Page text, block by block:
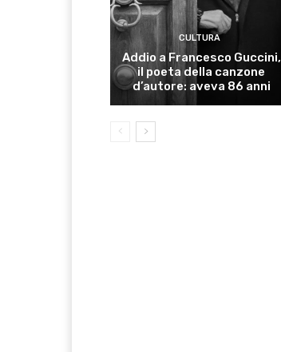
CULTURA
Addio a Francesco Guccini,
il poeta della canzone
d’autore: aveva 86 anni